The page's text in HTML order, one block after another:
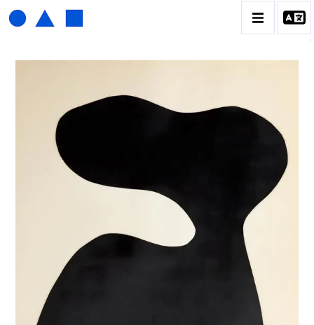
CATALOGUE DES OEUVRES
01_SCULPTURE
02_PHOTOGRAPHIQUE